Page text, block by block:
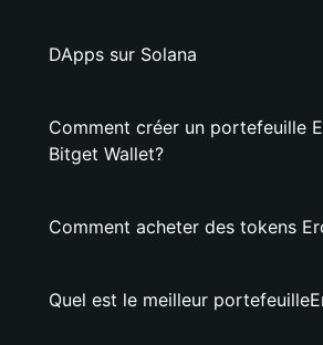
DApps sur Solana
Comment créer un portefeuille
Bitget Wallet?
Comment acheter des tokens
Quel est le meilleur